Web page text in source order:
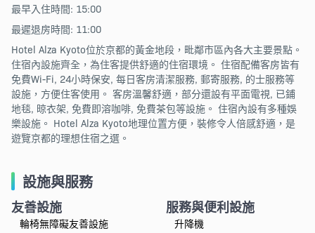
最早入住時間: 15:00
最遲退房時間: 11:00
Hotel Alza Kyoto位於京都的黃金地段，毗鄰市區內各大主要景點。
住宿內設施齊全，為住客提供舒適的住宿環境。 住宿配備客房皆有
免費Wi-Fi, 24小時保安, 每日客房清潔服務, 郵寄服務, 的士服務等
設施，方便住客使用。 客房溫馨舒適，部分還設有平面電視, 已鋪
地毯, 晾衣架, 免費即溶咖啡, 免費茶包等設施。 住宿內設有多種娛
樂設施。 Hotel Alza Kyoto地理位置方便，裝修令人倍感舒適，是
遊覽京都的理想住宿之選。
設施與服務
友善設施
輪椅無障礙友善設施
服務與便利設施
升降機